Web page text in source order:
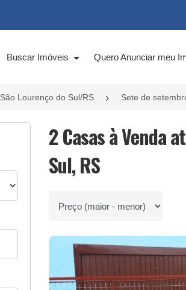
Buscar Imóveis Quero Anunciar meu
São Lourenço do Sul/RS Sete de
2 Casas à Venda
Sul, RS
Ordenar por